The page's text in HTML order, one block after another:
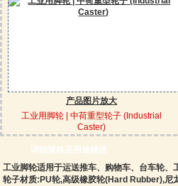
产品图片放大
工业用脚轮 | 中荷重型轮子 (Industrial
Caster)
详细规格及用途描述
工业脚轮适用于运送推车、购物车、台车轮
轮子材质:PU轮,高级橡胶轮(Hard Rubber),尼